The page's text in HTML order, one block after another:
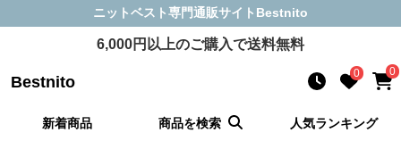
ニットベスト専門通販サイト Bestnito
6,000円以上のご購入で送料無料
Bestnito 0 0
新着商品 商品を検索 人気ランキング